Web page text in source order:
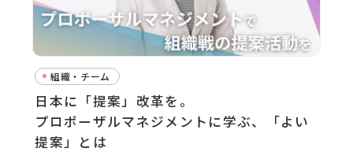
組織・チーム
日本に「提案」改革を。
プロポーザルマネジメントに学ぶ、「よい
提案」とは